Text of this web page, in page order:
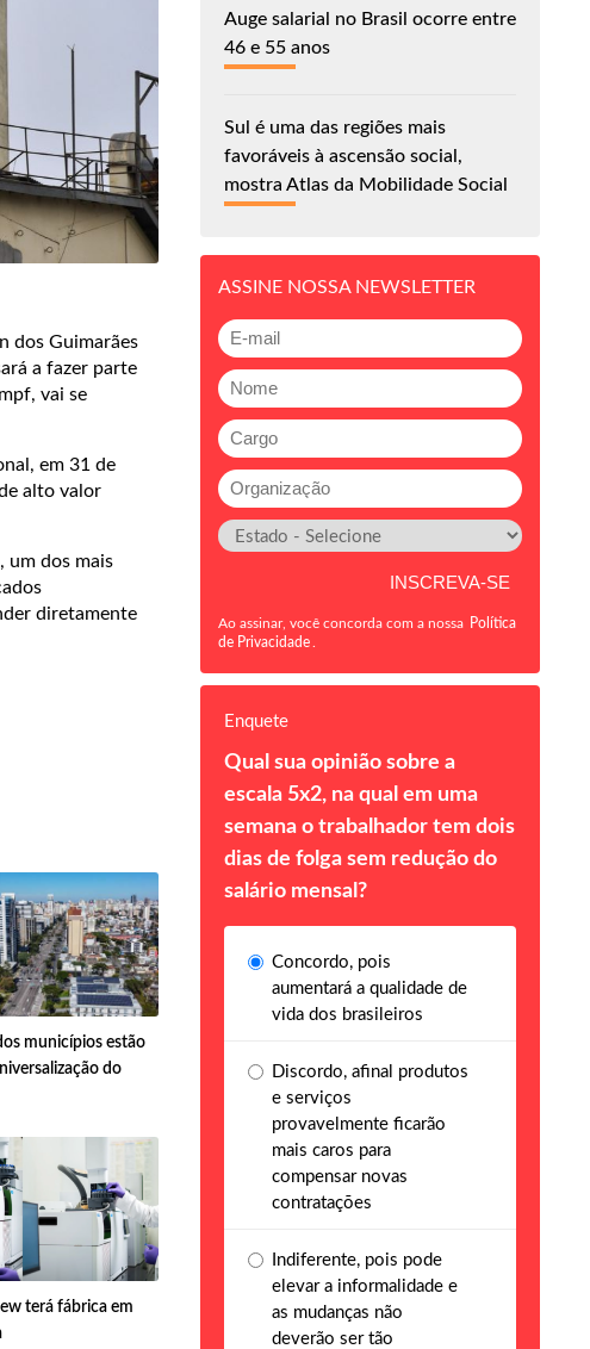
dos Guimarães
a fazer parte
vai se
em 31 de
alto valor
um dos mais
diretamente
municípios estão
do
terá fábrica em
Auge salarial no Brasil ocorre entre
46 e 55 anos
Sul é uma das regiões mais
favoráveis à ascensão social,
mostra Atlas da Mobilidade Social
ASSINE NOSSA NEWSLETTER
Ao assinar, você concorda com a nossa Política
de Privacidade
Enquete
Qual sua opinião sobre a
escala 5x2, na qual em uma
semana o trabalhador tem dois
dias de folga sem redução do
salário mensal?
Concordo, pois
aumentará a qualidade de
vida dos brasileiros
Discordo, afinal produtos
e serviços
provavelmente ficarão
mais caros para
compensar novas
contratações
Indiferente, pois pode
elevar a informalidade e
as mudanças não
deverão ser tão